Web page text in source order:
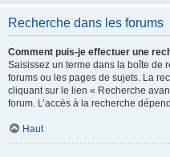
Recherche dans les forums
Comment puis-je effectuer une
Saisissez un terme dans la boîte de
forums ou les pages de sujets. La
cliquant sur le lien « Recherche
forum. L’accès à la recherche
Haut